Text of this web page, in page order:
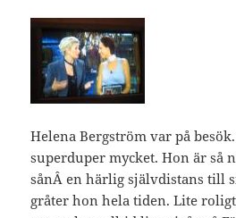
Helena Bergström var på
superduper mycket. Hon är så
sånÂ en härlig självdistans till
gråter hon hela tiden. Lite